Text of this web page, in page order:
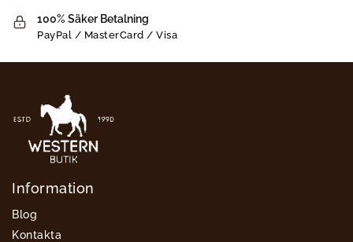
100% Säker Betalning
PayPal / MasterCard / Visa
Information
Blog
Kontakta